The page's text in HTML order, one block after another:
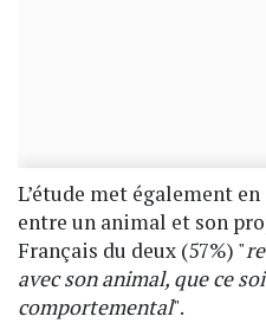
L’étude met également
entre un animal et son
Français du deux (57%) "
avec son animal, que ce
comportemental".